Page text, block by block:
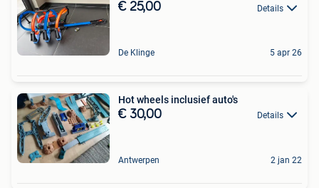
€ 25,00 Details
De Klinge 5 apr 26
Hot wheels inclusief auto's
€ 30,00 Details
Antwerpen 2 jan 22